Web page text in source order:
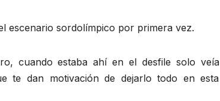
escenario sordolímpico por primera vez.
cuando estaba ahí en el desfile solo veía
te dan motivación de dejarlo todo en esta